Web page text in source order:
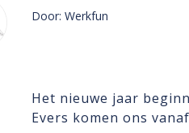
Door: Werkfun
Het nieuwe jaar
Evers komen ons